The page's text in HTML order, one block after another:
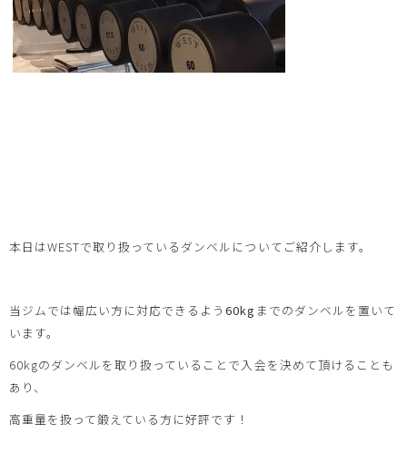
本日はWESTで取り扱っているダンベルについてご紹介します。
当ジムでは幅広い方に対応できるよう60kg までのダンベルを置いて
います。
60kgのダンベルを取り扱っていることで入会を決めて頂けることも
あり、
高重量を扱って鍛えている方に好評です！